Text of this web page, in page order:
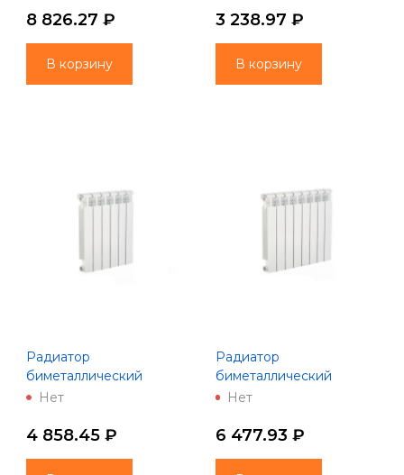
8 826.27 ₽
В корзину
3 238.97 ₽
В корзину
Радиатор
биметаллический
PREMIUM BM500-80- 6
Нет
4 858.45 ₽
Радиатор
биметаллический
PREMIUM BM500-80- 8
Нет
6 477.93 ₽